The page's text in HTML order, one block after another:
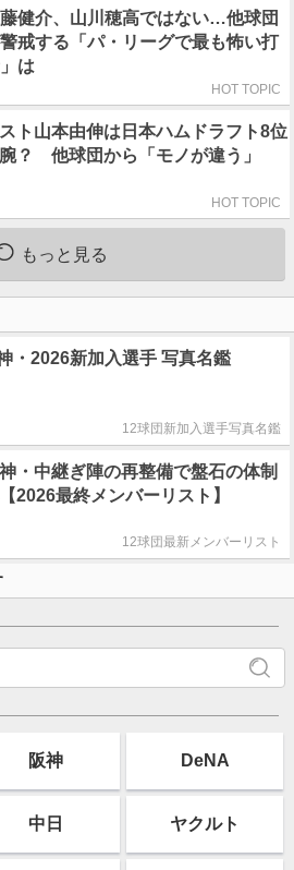
健介、山川穂高ではない…他球団
戒する「パ・リーグで最も怖い打
は
HOT TOPIC
ト山本由伸は日本ハムドラフト8位
？ 他球団から「モノが違う」
HOT TOPIC
もっと見る
・2026新加入選手 写真名鑑
12球団新加入選手写真名鑑
・中継ぎ陣の再整備で盤石の体制
2026最終メンバーリスト】
12球団最新メンバーリスト
阪神 DeNA
中日 ヤクルト